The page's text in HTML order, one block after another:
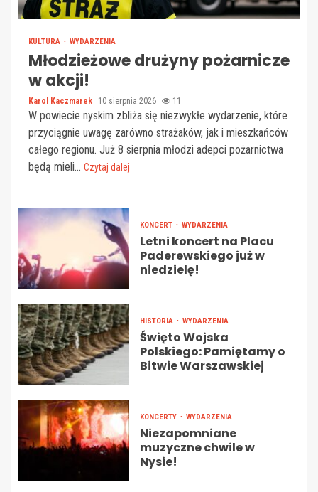
KULTURA WYDARZENIA
Młodzieżowe drużyny pożarnicze
w akcji!
Karol Kaczmarek 10 sierpnia 2026 11
W powiecie nyskim zbliża się niezwykłe wydarzenie, które
przyciągnie uwagę zarówno strażaków, jak i mieszkańców
całego regionu. Już 8 sierpnia młodzi adepci pożarnictwa
będą mieli... Czytaj dalej
KONCERT WYDARZENIA
Letni koncert na Placu
Paderewskiego już w
niedzielę!
HISTORIA WYDARZENIA
Święto Wojska
Polskiego: Pamiętamy o
Bitwie Warszawskiej
KONCERTY WYDARZENIA
Niezapomniane
muzyczne chwile w
Nysie!